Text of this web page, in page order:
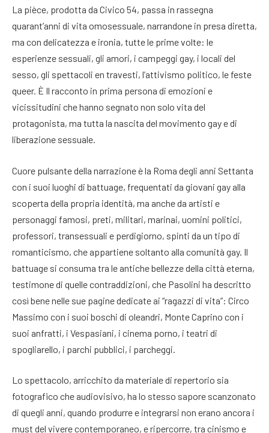
La pièce, prodotta da Civico 54, passa in rassegna
quarant’anni di vita omosessuale, narrandone in presa diretta,
ma con delicatezza e ironia, tutte le prime volte: le
esperienze sessuali, gli amori, i campeggi gay, i locali del
sesso, gli spettacoli en travesti, l’attivismo politico, le feste
queer. È Il racconto in prima persona di emozioni e
vicissitudini che hanno segnato non solo vita del
protagonista, ma tutta la nascita del movimento gay e di
liberazione sessuale.
Cuore pulsante della narrazione è la Roma degli anni Settanta
con i suoi luoghi di battuage, frequentati da giovani gay alla
scoperta della propria identità, ma anche da artisti e
personaggi famosi, preti, militari, marinai, uomini politici,
professori, transessuali e perdigiorno, spinti da un tipo di
romanticismo, che appartiene soltanto alla comunità gay. Il
battuage si consuma tra le antiche bellezze della città eterna,
testimone di quelle contraddizioni, che Pasolini ha descritto
così bene nelle sue pagine dedicate ai “ragazzi di vita”: Circo
Massimo con i suoi boschi di oleandri, Monte Caprino con i
suoi anfratti, i Vespasiani, i cinema porno, i teatri di
spogliarello, i parchi pubblici, i parcheggi.
Lo spettacolo, arricchito da materiale di repertorio sia
fotografico che audiovisivo, ha lo stesso sapore scanzonato
di quegli anni, quando produrre e integrarsi non erano ancora i
must del vivere contemporaneo, e ripercorre, tra cinismo e